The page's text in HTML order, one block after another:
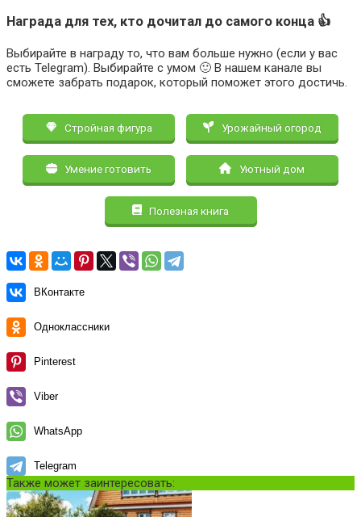
Награда для тех, кто дочитал до самого конца 👍
Выбирайте в награду то, что вам больше нужно (если у вас
есть Telegram). Выбирайте с умом 🙂 В нашем канале вы
сможете забрать подарок, который поможет этого достичь.
Стройная фигура Урожайный огород
Умение готовить Уютный дом
Полезная книга
ВКонтакте
Одноклассники
Pinterest
Viber
WhatsApp
Telegram
Также может заинтересовать: